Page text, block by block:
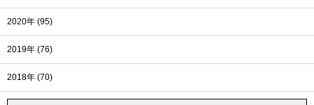
2020年 (95)
2019年 (76)
2018年 (70)